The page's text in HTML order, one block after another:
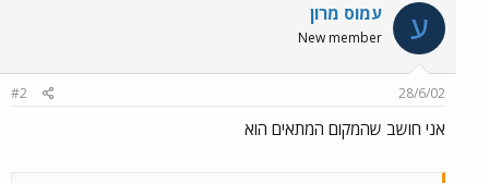
ע עמוס מרון
New member
28/6/02
#2
אני חושב שהמקום המתאים הוא